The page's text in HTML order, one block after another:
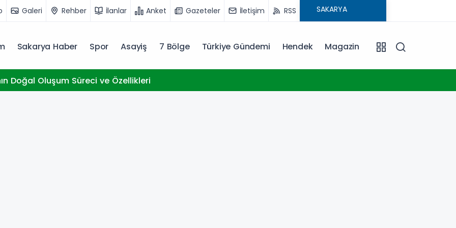
Galeri Rehber İlanlar Anket Gazeteler İletişim RSS
Sakarya Haber Spor Asayiş 7 Bölge Türkiye Gündemi Hendek Magazin
Doğal Oluşum Süreci ve Özellikleri